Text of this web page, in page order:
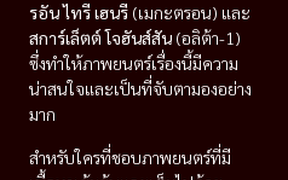
รอัน ไทรี เฮนรี (เมกะตรอน) และ
สการ์เล็ตต์ โจฮันส์สัน (อลิต้า-1)
ซึ่งทำให้ภาพยนตร์เรื่องนี้มีความ
น่าสนใจและเป็นที่จับตามองอย่าง
มาก
สำหรับใครที่ชอบภาพยนตร์ที่มี